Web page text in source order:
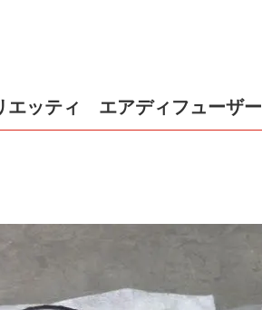
ッティ エアディフューザー